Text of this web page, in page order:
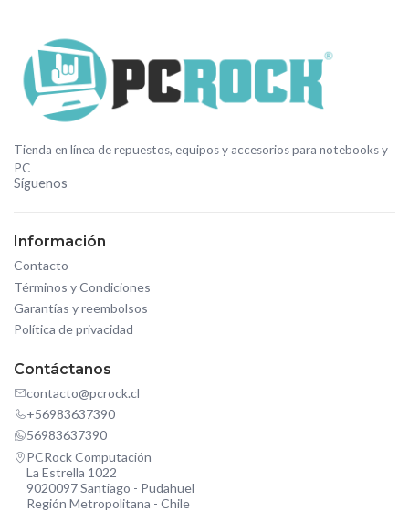
Tienda en línea de repuestos, equipos y accesorios para notebooks y
PC
Síguenos
Información
Contacto
Términos y Condiciones
Garantías y reembolsos
Política de privacidad
Contáctanos
contacto@pcrock.cl
+56983637390
56983637390
PCRock Computación
La Estrella 1022
9020097 Santiago - Pudahuel
Región Metropolitana - Chile